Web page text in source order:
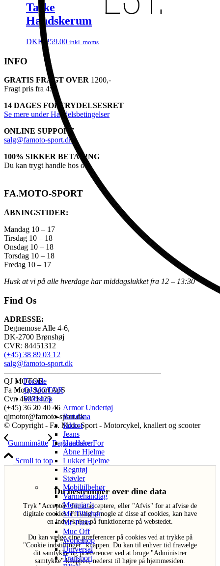
Forside
QJ MOTOR
Webshop
Armor Undertøj
Bandana
Jakker
Jeans
Handsker
Åbne Hjelme
Lukket Hjelme
Regntøj
Støvler
Mobiltilbehør
Varmehåndtag
Meguiar’s
Mc Tilbehør
Mc Parts
Muc Off
Workshop
Universal
Transport
Taske
Handskerum
DKK 259.00 inkl. moms
INFO
GRATIS FRAGT OVER 1200,-
Fragt pris fra 45,-
14 DAGES FORTRYDELSESRET
Se mere under Handelsbetingelser
ONLINE SUPPORT
salg@famoto-sport.dk
100% SIKKER BETALING
Du kan trygt handle hos os
FA.MOTO-SPORT
ÅBNINGSTIDER:
Mandag 10 – 17
Tirsdag 10 – 18
Onsdag 10 – 18
Torsdag 10 – 18
Fredag 10 – 17
Husk at vi på alle hverdage har middagslukket fra 12 – 13:30
Find Os
ADRESSE:
Degnemose Alle 4-6,
DK-2700 Brønshøj
CVR: 84451312
(+45) 38 89 03 12
salg@famoto-sport.dk
————————————————————
QJ MOTOR:
Fa Moto-Sport ApS
Cvr: 46071425
(+45) 36 20 40 46
qjmotor@famoto-sport.dk
© Copyright - Fa. Moto-Sport - Motorcykel, knallert og scooter
Gummimåtte Bagagebære For
Scroll to top
Du bestemmer over dine data
Tryk "Acceptér" for at acceptere, eller "Afvis" for at afvise de
digitale cookies. Fravalg af nogle af disse af cookies, kan have
en indvirkning på funktionerne på webstedet.
Du kan vælge dine præferencer på cookies ved at trykke på
"Cookie indstillinger" knappen. Du kan til enhver tid fravælge
dit samtykke og præferencer ved at bruge "Administrer
samtykke" knappen, nederst til højre på hjemmesiden.